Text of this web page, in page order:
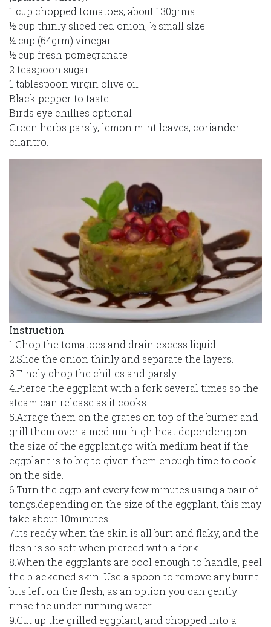
1 cup chopped tomatoes, about 130grms.
½ cup thinly sliced red onion, ½ small slze.
¼ cup (64grm) vinegar
½ cup fresh pomegranate
2 teaspoon sugar
1 tablespoon virgin olive oil
Black pepper to taste
Birds eye chillies optional
Green herbs parsly, lemon mint leaves, coriander
cilantro.
Instruction
1.Chop the tomatoes and drain excess liquid.
2.Slice the onion thinly and separate the layers.
3.Finely chop the chilies and parsly.
4.Pierce the eggplant with a fork several times so the
steam can release as it cooks.
5.Arrage them on the grates on top of the burner and
grill them over a medium-high heat dependeng on
the size of the eggplant.go with medium heat if the
eggplant is to big to given them enough time to cook
on the side.
6.Turn the eggplant every few minutes using a pair of
tongs.depending on the size of the eggplant, this may
take about 10minutes.
7.its ready when the skin is all burt and flaky, and the
flesh is so soft when pierced with a fork.
8.When the eggplants are cool enough to handle, peel
the blackened skin. Use a spoon to remove any burnt
bits left on the flesh, as an option you can gently
rinse the under running water.
9.Cut up the grilled eggplant, and chopped into a